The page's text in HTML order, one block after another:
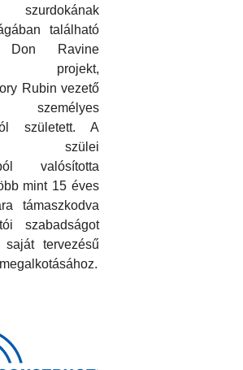
található
Ravine
projekt,
Rubin vezető
született. A
szülei
valósította
mint 15 éves
támaszkodva
szabadságot
tervezésű